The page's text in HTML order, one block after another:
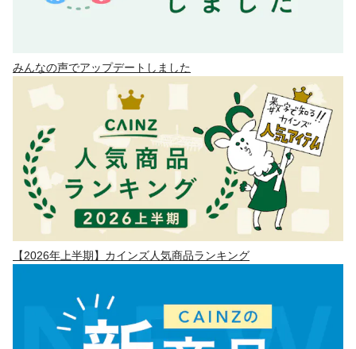
みんなの声でアップデートしました
【2026年上半期】カインズ人気商品ランキング